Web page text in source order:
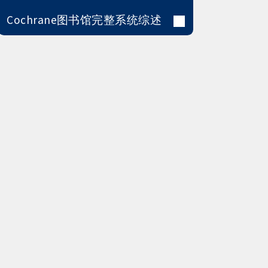
Cochrane图书馆完整系统综述